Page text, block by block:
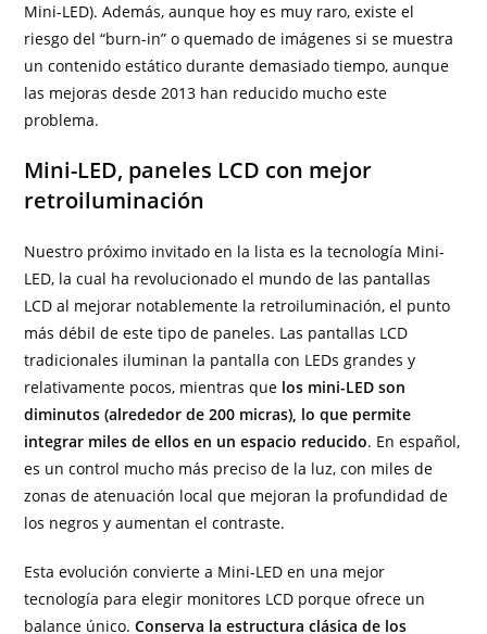
Mini-LED). Además, aunque hoy es muy raro, existe el
riesgo del “burn-in” o quemado de imágenes si se muestra
un contenido estático durante demasiado tiempo, aunque
las mejoras desde 2013 han reducido mucho este
problema.
Mini-LED, paneles LCD con mejor
retroiluminación
Nuestro próximo invitado en la lista es la tecnología Mini-
LED, la cual ha revolucionado el mundo de las pantallas
LCD al mejorar notablemente la retroiluminación, el punto
más débil de este tipo de paneles. Las pantallas LCD
tradicionales iluminan la pantalla con LEDs grandes y
relativamente pocos, mientras que los mini-LED son
diminutos (alrededor de 200 micras), lo que permite
integrar miles de ellos en un espacio reducido. En español,
es un control mucho más preciso de la luz, con miles de
zonas de atenuación local que mejoran la profundidad de
los negros y aumentan el contraste.
Esta evolución convierte a Mini-LED en una mejor
tecnología para elegir monitores LCD porque ofrece un
balance único.Conserva la estructura clásica de los